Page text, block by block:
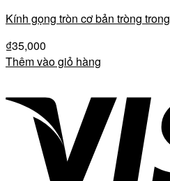
Kính gọng tròn cơ bản tròng trong
₫35,000
Thêm vào giỏ hàng